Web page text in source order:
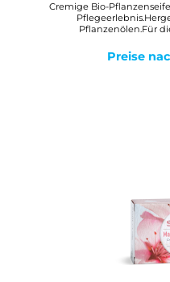
Cremige Bio-
Pflanzenölen.Für
Hautgefühl.Mit
Ingwer.WirkungMilde,
Preise